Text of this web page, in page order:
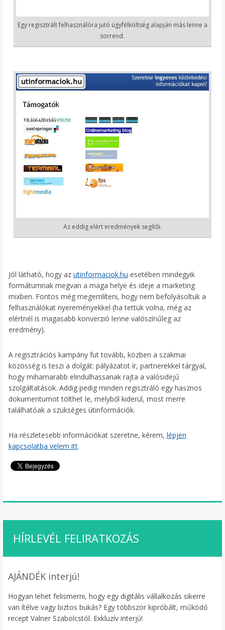
Egy regisztrált felhasználóra jutó ügyfélköltség alapján más lenne a
sorrend.
Az eddig elért eredmények segítői.
Jól látható, hogy az utinformaciok.hu esetében mindegyik
formátumnak megvan a maga helye és ideje a marketing
mixben. Fontos még megemlíteni, hogy nem befolyásoltuk a
felhasználókat nyereményekkel (ha tettük volna, még az
elértnél is magasabb konverzió lenne valószínűleg az
eredmény).
A regisztrációs kampány fut tovább, közben a szakmai
közösség is teszi a dolgát: pályázatot ír, partnerekkel tárgyal,
hogy mihamarabb elindulhassanak rajta a valósidejű
szolgáltatások. Addig pedig minden regisztráló egy hasznos
dokumentumot tölthet le, melyből kiderül, most merre
találhatóak a szükséges útinformációk.
Ha részletesebb információkat szeretne, kérem, lépjen
kapcsolatba velem itt.
HÍRLEVÉL FELIRATKOZÁS
AJÁNDÉK interjú!
Hogyan lehet felismerni, hogy egy digitális vállalkozás sikerre
van ítélve vagy biztos bukás? Egy többször kipróbált, működő
recept Valner Szabolcstól. Exkluzív interjú!